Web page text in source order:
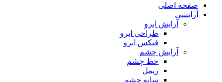
صفحه اصلی
آرایشی
آرايش ابرو
طراحی ابرو
فیکس ابرو
آرايش چشم
خط چشم
ريمل
سايه چشم